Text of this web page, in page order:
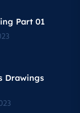
Part 01
Drawings